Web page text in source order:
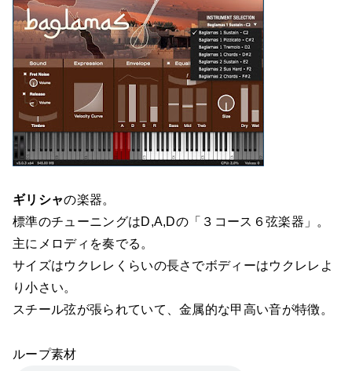
ギリシャの楽器。
標準のチューニングはD,A,Dの「３コース６弦楽器」。
主にメロディを奏でる。
サイズはウクレレくらいの長さでボディーはウクレレよ
り小さい。
スチール弦が張られていて、金属的な甲高い音が特徴。
ループ素材